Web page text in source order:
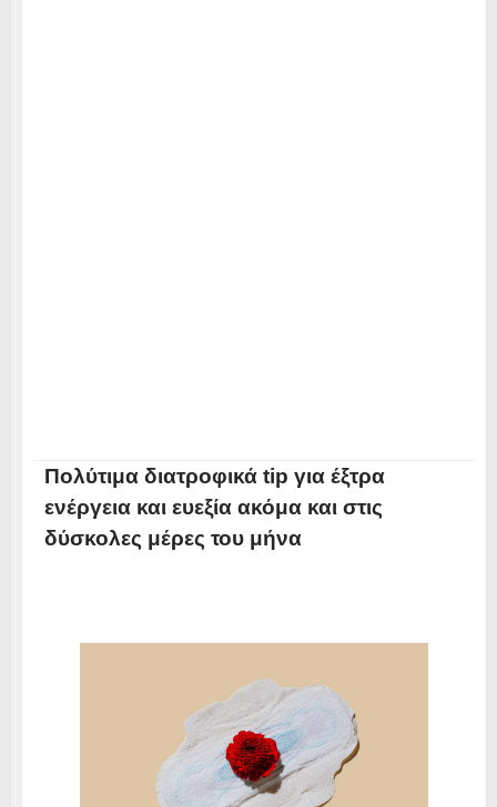
Πολύτιμα διατροφικά tip για έξτρα
ενέργεια και ευεξία ακόμα και στις
δύσκολες μέρες του μήνα